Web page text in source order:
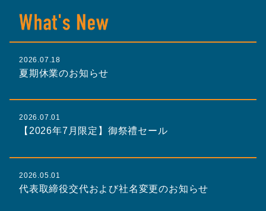
2026.07.18
夏期休業のお知らせ
2026.07.01
【2026年7月限定】御祭禮セール
2026.05.01
代表取締役交代および社名変更のお知らせ